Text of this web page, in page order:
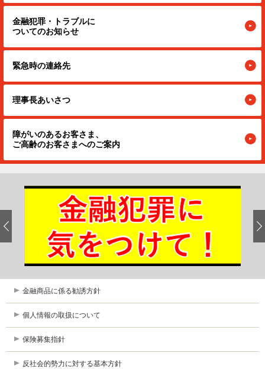
金融犯罪・トラブルに
ついてのお知らせ
緊急時の連絡先
理事長あいさつ
障がいのあるお客さま、
ご高齢のお客さまへのご案内
金融商品に係る勧誘方針
個人情報の取扱について
保険募集指針
反社会的勢力に対する基本方針